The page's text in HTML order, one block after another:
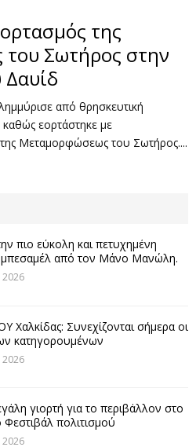
της
Σωτήρος στην
από θρησκευτική
εορτάστηκε με
Μεταμορφώσεως του Σωτήρος....
πιο εύκολη και πετυχημένη
μπεσαμέλ από τον Μάνο Μανώλη.
Χαλκίδας: Συνεχίζονται σήμερα οι
κατηγορουμένων
γιορτή για το περιβάλλον στο
πολιτισμού